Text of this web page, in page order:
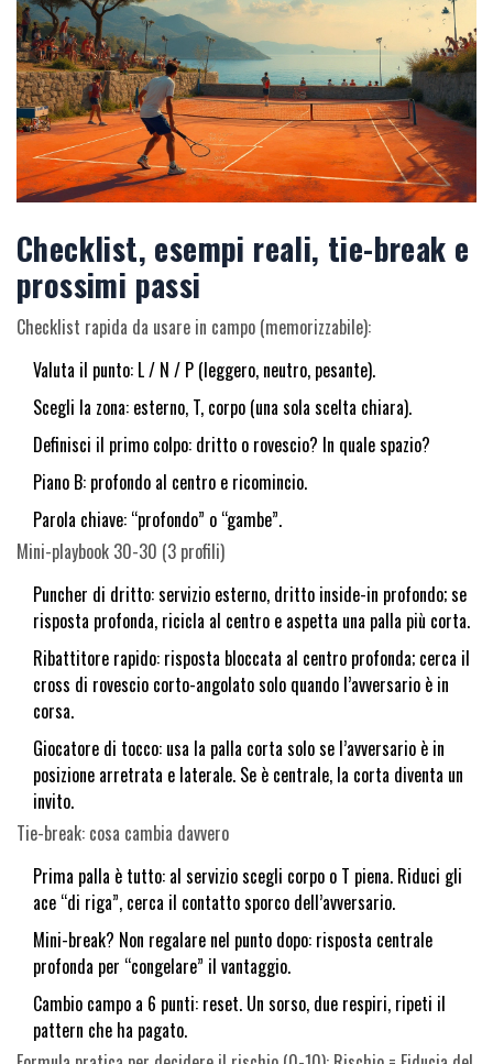
Checklist, esempi reali, tie-break e
prossimi passi
Checklist rapida da usare in campo (memorizzabile):
Valuta il punto: L / N / P (leggero, neutro, pesante).
Scegli la zona: esterno, T, corpo (una sola scelta chiara).
Definisci il primo colpo: dritto o rovescio? In quale spazio?
Piano B: profondo al centro e ricomincio.
Parola chiave: “profondo” o “gambe”.
Mini-playbook 30-30 (3 profili)
Puncher di dritto: servizio esterno, dritto inside-in profondo; se
risposta profonda, ricicla al centro e aspetta una palla più corta.
Ribattitore rapido: risposta bloccata al centro profonda; cerca il
cross di rovescio corto-angolato solo quando l’avversario è in
corsa.
Giocatore di tocco: usa la palla corta solo se l’avversario è in
posizione arretrata e laterale. Se è centrale, la corta diventa un
invito.
Tie-break: cosa cambia davvero
Prima palla è tutto: al servizio scegli corpo o T piena. Riduci gli
ace “di riga”, cerca il contatto sporco dell’avversario.
Mini-break? Non regalare nel punto dopo: risposta centrale
profonda per “congelare” il vantaggio.
Cambio campo a 6 punti: reset. Un sorso, due respiri, ripeti il
pattern che ha pagato.